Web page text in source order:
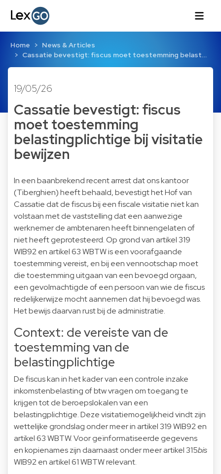
Home
News & Articles
Cassatie bevestigt: fiscus moet toestemming belast…
19/05/26
Cassatie bevestigt: fiscus
moet toestemming
belastingplichtige bij visitatie
bewijzen
In een baanbrekend recent arrest dat ons kantoor
(Tiberghien) heeft behaald, bevestigt het Hof van
Cassatie dat de fiscus bij een fiscale visitatie niet kan
volstaan met de vaststelling dat een aanwezige
werknemer de ambtenaren heeft binnengelaten of
niet heeft geprotesteerd. Op grond van artikel 319
WIB92 en artikel 63 WBTW is een voorafgaande
toestemming vereist, en bij een vennootschap moet
die toestemming uitgaan van een bevoegd orgaan,
een gevolmachtigde of een persoon van wie de fiscus
redelijkerwijze mocht aannemen dat hij bevoegd was.
Het bewijs daarvan rust bij de administratie.
Context: de vereiste van de
toestemming van de
belastingplichtige
De fiscus kan in het kader van een controle inzake
inkomstenbelasting of btw vragen om toegang te
krijgen tot de beroepslokalen van een
belastingplichtige. Deze visitatiemogelijkheid vindt zijn
wettelijke grondslag onder meer in artikel 319 WIB92 en
artikel 63 WBTW. Voor geïnformatiseerde gegevens
en kopienames zijn daarnaast onder meer artikel 315bis
WIB92 en artikel 61 WBTW relevant.